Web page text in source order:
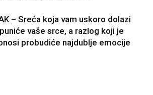
– Sreća koja vam uskoro dolazi
vaše srce, a razlog koji je
probudiće najdublje emocije